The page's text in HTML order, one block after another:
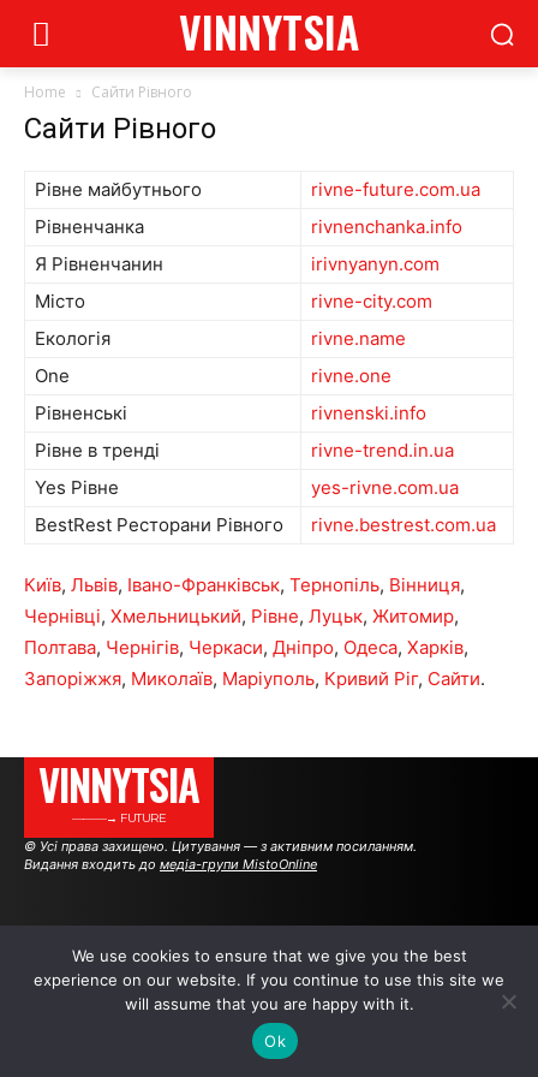
VINNYTSIA
Home Сайти Рівного
Сайти Рівного
Рівне майбутнього
rivne-future.com.ua
Рівненчанка
rivnenchanka.info
Я Рівненчанин
irivnyanyn.com
Місто
rivne-city.com
Екологія
rivne.name
One
rivne.one
Рівненські
rivnenski.info
Рівне в тренді
rivne-trend.in.ua
Yes Рівне
yes-rivne.com.ua
BestRest Ресторани Рівного
rivne.bestrest.com.ua
Київ, Львів, Івано-Франківськ, Тернопіль, Вінниця,
Чернівці, Хмельницький, Рівне, Луцьк, Житомир,
Полтава, Чернігів, Черкаси, Дніпро, Одеса, Харків,
Запоріжжя, Миколаїв, Маріуполь, Кривий Ріг, Сайти.
VINNYTSIA
———→ FUTURE
© Усі права захищено. Цитування — з активним посиланням.
Видання входить до медіа-групи MistoOnline
We use cookies to ensure that we give you the best
experience on our website. If you continue to use this site we
will assume that you are happy with it.
Ok